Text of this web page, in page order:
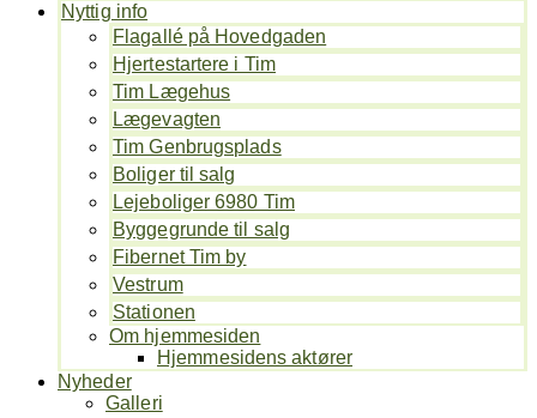
Nyttig info
Flagallé på Hovedgaden
Hjertestartere i Tim
Tim Lægehus
Lægevagten
Tim Genbrugsplads
Boliger til salg
Lejeboliger 6980 Tim
Byggegrunde til salg
Fibernet Tim by
Vestrum
Stationen
Om hjemmesiden
Hjemmesidens aktører
Nyheder
Galleri